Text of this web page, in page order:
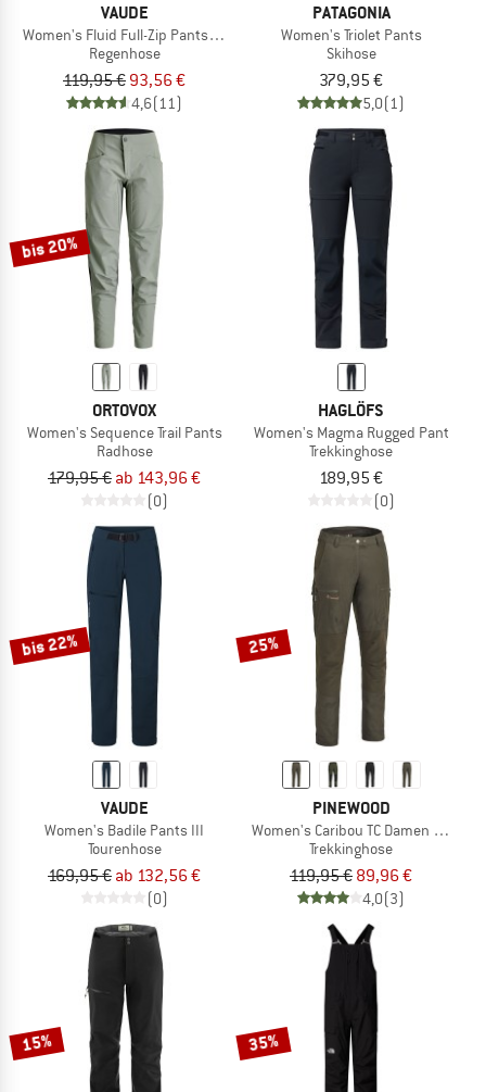
VAUDE
Women's Fluid Full-Zip Pants S/S
Regenhose
119,95 € 93,56 €
4,6(11)
PATAGONIA
Women's Triolet Pants
Skihose
379,95 €
5,0(1)
bis 20%
ORTOVOX
Women's Sequence Trail Pants
Radhose
179,95 € ab 143,96 €
(0)
HAGLÖFS
Women's Magma Rugged Pant
Trekkinghose
189,95 €
(0)
bis 22%
VAUDE
Women's Badile Pants III
Tourenhose
169,95 € ab 132,56 €
(0)
25%
PINEWOOD
Women's Caribou TC Damen Hose
Trekkinghose
119,95 € 89,96 €
4,0(3)
15% 35%